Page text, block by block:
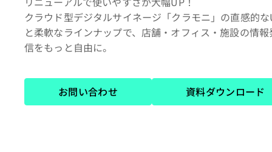
クラウド型デジタルサイネージ「クラモニ」の直感的
と柔軟なラインナップで、店舗・オフィス・施設の情報
信をもっと自由に。
お問い合わせ 資料ダウンロード